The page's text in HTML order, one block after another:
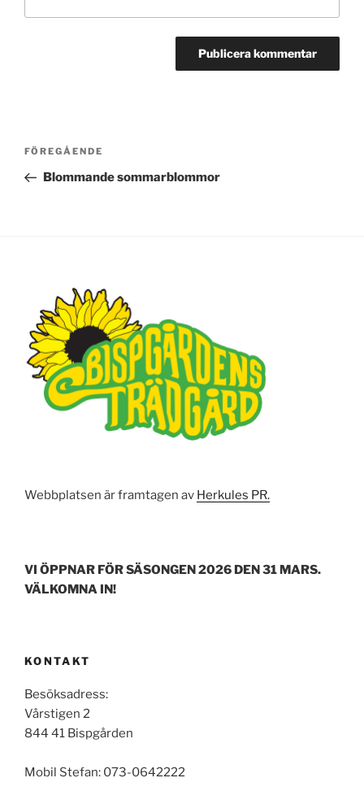
Inläggsnavigering
Föregående
inlägg
FÖREGÅENDE
Blommande sommarblommor
Webbplatsen är framtagen av Herkules PR.
VI ÖPPNAR FÖR SÄSONGEN 2026 DEN 31 MARS.
VÄLKOMNA IN!
KONTAKT
Besöksadress:
Vårstigen 2
844 41 Bispgården
Mobil Stefan: 073-0642222